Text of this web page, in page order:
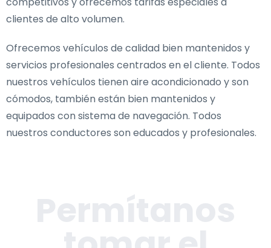
clientes de alto volumen.
Ofrecemos vehículos de calidad bien mantenidos y
servicios profesionales centrados en el cliente. Todos
nuestros vehículos tienen aire acondicionado y son
cómodos, también están bien mantenidos y
equipados con sistema de navegación. Todos
nuestros conductores son educados y profesionales.